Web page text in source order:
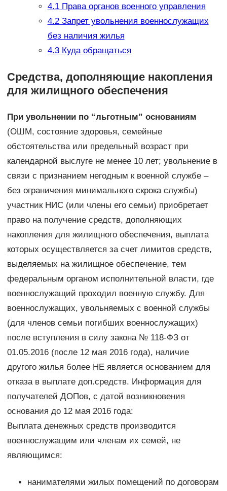
4.1Права органов военного управления
4.2Запрет увольнения военнослужащих
без наличия жилья
4.3Куда обращаться
Средства, дополняющие накопления
для жилищного обеспечения
При увольнении по “льготным” основаниям
(ОШМ, состояние здоровья, семейные
обстоятельства или предельный возраст при
календарной выслуге не менее 10 лет; увольнение в
связи с признанием негодным к военной службе –
без ограничения минимального скрока службы)
участник НИС (или члены его семьи) приобретает
право на получение средств, дополняющих
накопления для жилищного обеспечения, выплата
которых осуществляется за счет лимитов средств,
выделяемых на жилищное обеспечение, тем
федеральным органом исполнительной власти, где
военнослужащий проходил военную службу. Для
военнослужащих, увольняемых с военной службы
(для членов семьи погибших военнослужащих)
после вступления в силу закона № 118-ФЗ от
01.05.2016 (после 12 мая 2016 года), наличие
другого жилья более НЕ является основанием для
отказа в выплате доп.средств. Информация для
получателей ДОПов, с датой возникновения
основания до 12 мая 2016 года:
Выплата денежных средств производится
военнослужащим или членам их семей, не
являющимся:
нанимателями жилых помещений по договорам